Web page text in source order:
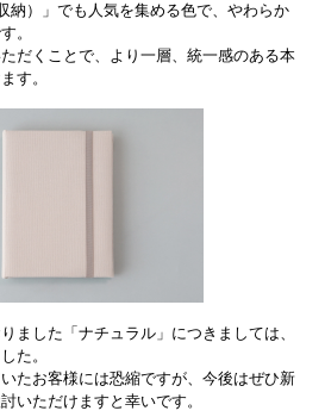
納）」でも人気を集める色で、やわらか
。
だくことで、より一層、統一感のある本
す。
ました「ナチュラル」につきましては、
た。
たお客様には恐縮ですが、今後はぜひ新
いただけますと幸いです。